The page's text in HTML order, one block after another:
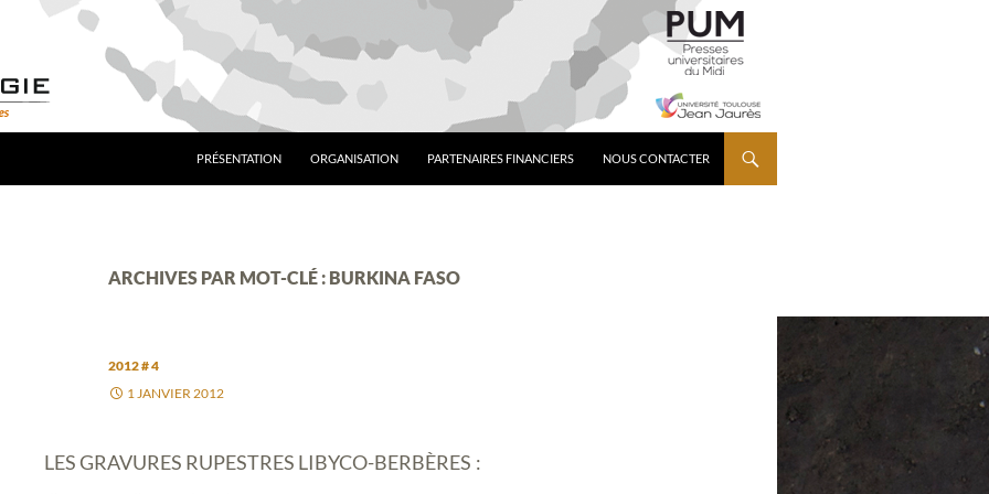
PRÉSENTATION ORGANISATION PARTENAIRES FINANCIERS NOUS CONTACTER
ARCHIVES PAR MOT-CLÉ : BURKINA FASO
2012 # 4
1 JANVIER 2012
LES GRAVURES RUPESTRES LIBYCO-BERBÈRES :